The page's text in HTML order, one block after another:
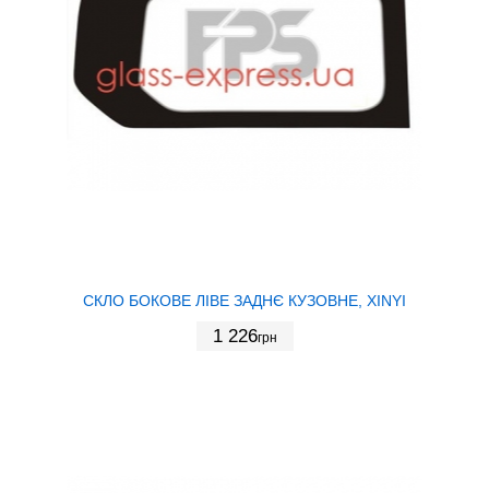
СКЛО БОКОВЕ ЛІВЕ ЗАДНЄ КУЗОВНЕ, XINYI
1 226грн